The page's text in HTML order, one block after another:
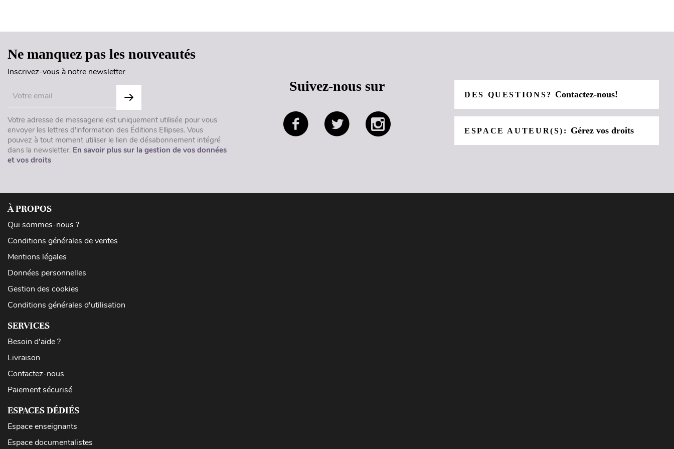
Ne manquez pas les nouveautés
Inscrivez-vous à notre newsletter
Votre adresse de messagerie est uniquement utilisée pour vous
envoyer les lettres d'information des Éditions Ellipses. Vous
pouvez à tout moment utiliser le lien de désabonnement intégré
dans la newsletter. En savoir plus sur la gestion de vos données
et vos droits
Suivez-nous sur
DES QUESTIONS?Contactez-nous!
ESPACE AUTEUR(S): Gérez vos droits
À PROPOS
Qui sommes-nous ?
Conditions générales de ventes
Mentions légales
Données personnelles
Gestion des cookies
Conditions générales d'utilisation
SERVICES
Besoin d'aide ?
Livraison
Contactez-nous
Paiement sécurisé
ESPACES DÉDIÉS
Espace enseignants
Espace documentalistes